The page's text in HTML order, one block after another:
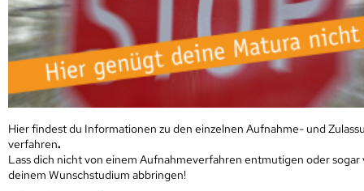
Hier findest du Informationen zu den einzelnen Aufnahme- und
verfahren.
Lass dich nicht von einem Aufnahmeverfahren entmutigen oder sogar
deinem Wunschstudium abbringen!